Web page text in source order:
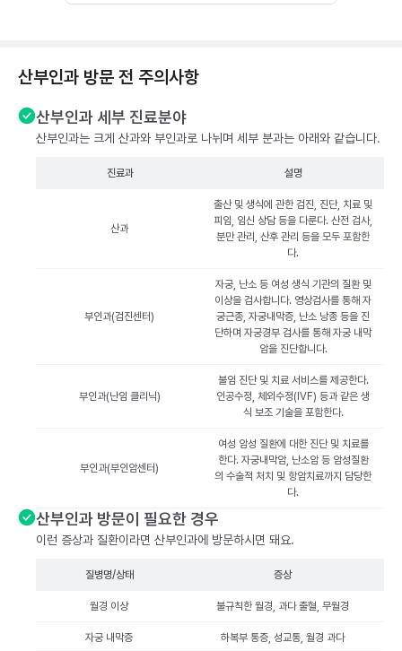
산부인과 방문 전 주의사항
산부인과 세부 진료분야
산부인과는 크게 산과와 부인과로 나뉘며 세부 분과는 아래와 같습니다.
진료과 설명
산과
출산 및 생식에 관한 검진, 진단, 치료 및
피임, 임신 상담 등을 다룬다. 산전 검사,
분만 관리, 산후 관리 등을 모두 포함한
다.
부인과(검진센터)
자궁, 난소 등 여성 생식 기관의 질환 및
이상을 검사합니다. 영상검사를 통해 자
궁근종, 자궁내막증, 난소 낭종 등을 진
단하며 자궁경부 검사를 통해 자궁 내막
암을 진단합니다.
부인과(난임 클리닉)
불임 진단 및 치료 서비스를 제공한다.
인공수정, 체외수정(IVF) 등과 같은 생
식 보조 기술을 포함한다.
부인과(부인암센터)
여성 암성 질환에 대한 진단 및 치료를
한다. 자궁내막암, 난소암 등 암성질환
의 수술적 처치 및 항암치료까지 담당한
다.
산부인과 방문이 필요한 경우
이런 증상과 질환이라면 산부인과에 방문하시면 돼요.
질병명/상태 증상
월경 이상 불규칙한 월경, 과다 출혈, 무월경
자궁 내막증 하복부 통증, 성교통, 월경 과다